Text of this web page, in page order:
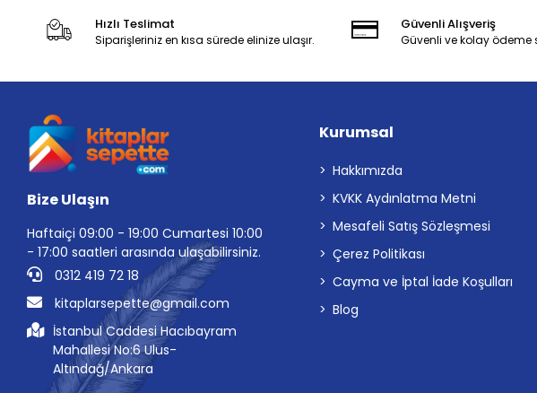
Hızlı Teslimat
Siparişleriniz en kısa sürede elinize ulaşır.
Güvenli Alışveriş
Güvenli ve kolay ödeme
Bize Ulaşın
Haftaiçi 09:00 - 19:00 Cumartesi 10:00
- 17:00 saatleri arasında ulaşabilirsiniz.
0312 419 72 18
kitaplarsepette@gmail.com
İstanbul Caddesi Hacıbayram
Mahallesi No:6 Ulus-
Altındağ/Ankara
Kurumsal
Hakkımızda
KVKK Aydınlatma Metni
Mesafeli Satış Sözleşmesi
Çerez Politikası
Cayma ve İptal İade Koşulları
Blog